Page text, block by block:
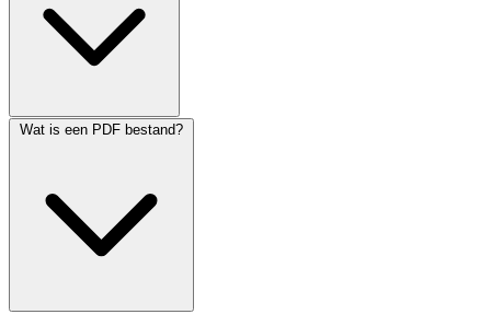
Wat is een PDF bestand?